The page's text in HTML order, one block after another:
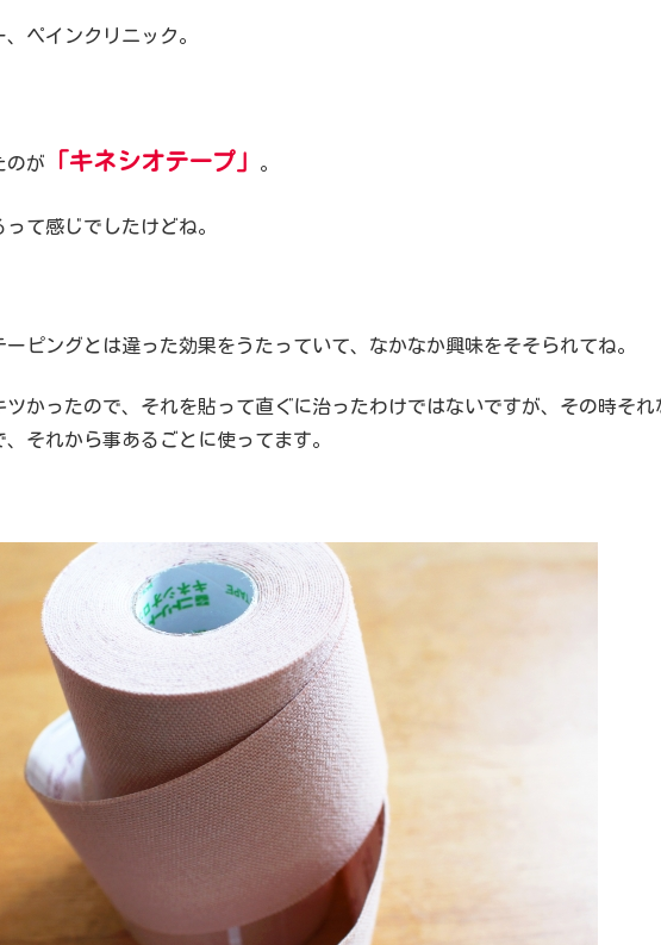
ペインクリニック。
のが 「キネシオテープ」 。
て感じでしたけどね。
ーピングとは違った効果をうたっていて、なかなか興味をそそられてね。
ツかったので、それを貼って直ぐに治ったわけではないですが、その時それ
それから事あるごとに使ってます。